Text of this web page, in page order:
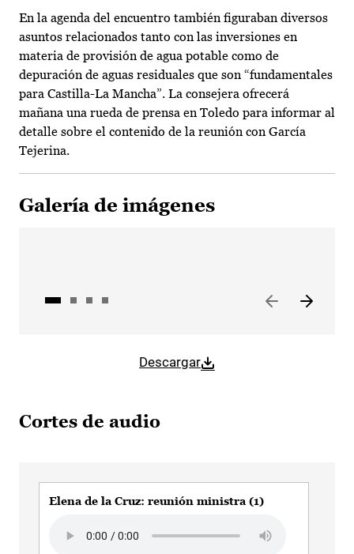
En la agenda del encuentro también figuraban diversos
asuntos relacionados tanto con las inversiones en
materia de provisión de agua potable como de
depuración de aguas residuales que son “fundamentales
para Castilla-La Mancha”. La consejera ofrecerá
mañana una rueda de prensa en Toledo para informar al
detalle sobre el contenido de la reunión con García
Tejerina.
Galería de imágenes
Descargar
Cortes de audio
Elena de la Cruz: reunión ministra (1)